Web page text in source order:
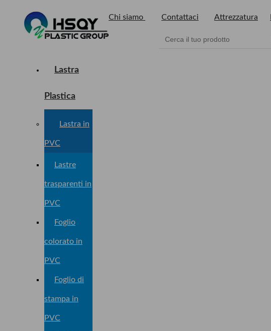
Chi siamo Contattaci Attrezzatura
Lastra
Plastica
Lastra in
PVC
Lastre
trasparenti in
PVC
Foglio
colorato in
PVC
Foglio di
stampa in
PVC